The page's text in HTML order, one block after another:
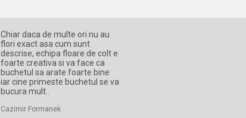
Chiar daca de multe ori nu au
flori exact asa cum sunt
descrise, echipa floare de colt e
foarte creativa si va face ca
buchetul sa arate foarte bine
iar cine primeste buchetul se va
bucura mult..
Cazimir Formanek